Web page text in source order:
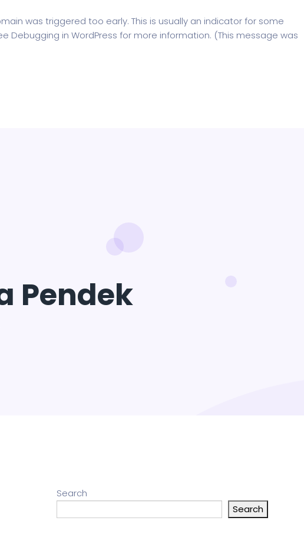
was triggered too early. This is usually an indicator for some
Debugging in WordPress for more information. (This message was
Pendek
Search
Search